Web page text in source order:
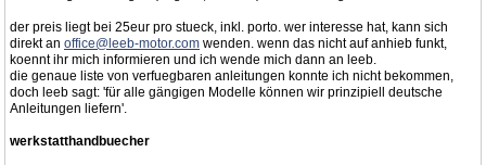
der preis liegt bei 25eur pro stueck, inkl. porto. wer interesse hat, kann sich
direkt an office@leeb-motor.com wenden. wenn das nicht auf anhieb funkt,
koennt ihr mich informieren und ich wende mich dann an leeb.
die genaue liste von verfuegbaren anleitungen konnte ich nicht bekommen,
doch leeb sagt: 'für alle gängigen Modelle können wir prinzipiell deutsche
Anleitungen liefern'.
werkstatthandbuecher